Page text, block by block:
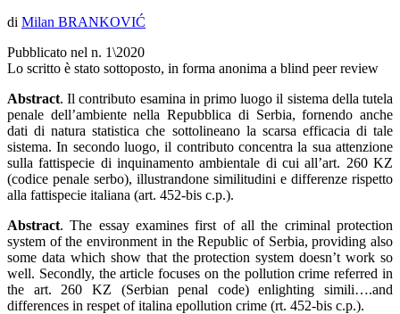
di Milan BRANKOVIĆ
Pubblicato nel n. 1\2020
Lo scritto è stato sottoposto, in forma anonima a blind peer review
Abstract. Il contributo esamina in primo luogo il sistema della tutela
penale dell’ambiente nella Repubblica di Serbia, fornendo anche
dati di natura statistica che sottolineano la scarsa efficacia di tale
sistema. In secondo luogo, il contributo concentra la sua attenzione
sulla fattispecie di inquinamento ambientale di cui all’art. 260 KZ
(codice penale serbo), illustrandone similitudini e differenze rispetto
alla fattispecie italiana (art. 452-bis c.p.).
Abstract. The essay examines first of all the criminal protection
system of the environment in the Republic of Serbia, providing also
some data which show that the protection system doesn’t work so
well. Secondly, the article focuses on the pollution crime referred in
the art. 260 KZ (Serbian penal code) enlighting simili….and
differences in respet of italina epollution crime (rt. 452-bis c.p.).